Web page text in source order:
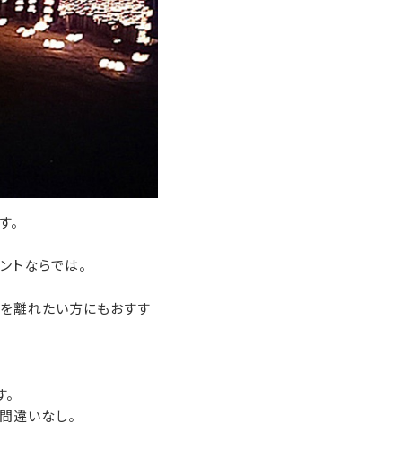
トならでは。
離れたい方にもおすす
違いなし。